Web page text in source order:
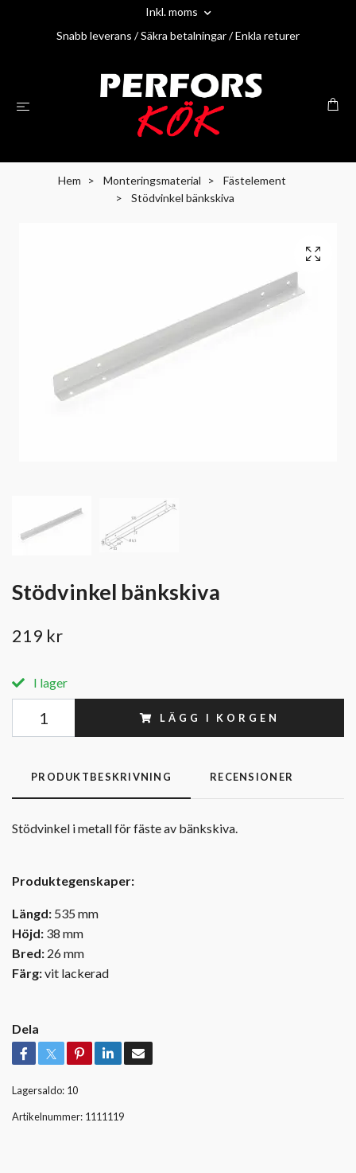
Inkl. moms
Snabb leverans / Säkra betalningar / Enkla returer
Hem Monteringsmaterial
Fästelement
Stödvinkel bänkskiva
Stödvinkel bänkskiva
219 kr
I lager
LÄGG I KORGEN
PRODUKTBESKRIVNING RECENSIONER
Stödvinkel i metall för fäste av bänkskiva.
Produktegenskaper:
Längd: 535 mm
Höjd: 38 mm
Bred: 26 mm
Färg:vit lackerad
Dela
Lagersaldo: 10
Artikelnummer: 1111119